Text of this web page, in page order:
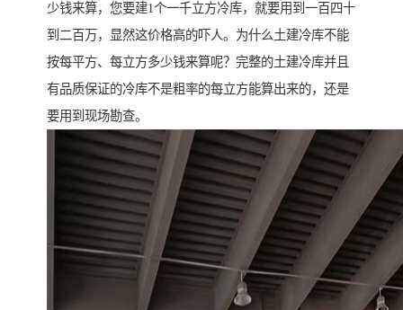
少钱来算，您要建1个一千立方冷库，就要用到一百四十
到二百万，显然这价格高的吓人。为什么土建冷库不能
按每平方、每立方多少钱来算呢？完整的土建冷库并且
有品质保证的冷库不是粗率的每立方能算出来的，还是
要用到现场勘查。